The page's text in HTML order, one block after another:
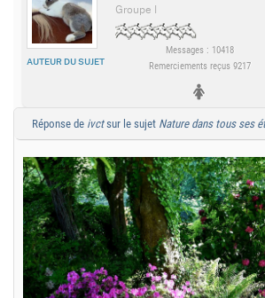
AUTEUR DU SUJET
Groupe I
Messages : 10418
Remerciements reçus 9217
Réponse de ivctsur le sujet Nature dans tous ses